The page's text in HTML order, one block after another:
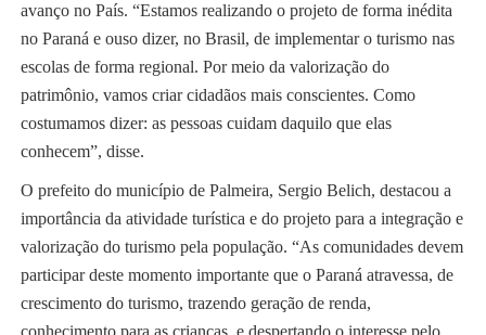
avanço no País. “Estamos realizando o projeto de forma inédita
no Paraná e ouso dizer, no Brasil, de implementar o turismo nas
escolas de forma regional. Por meio da valorização do
patrimônio, vamos criar cidadãos mais conscientes. Como
costumamos dizer: as pessoas cuidam daquilo que elas
conhecem”, disse.
O prefeito do município de Palmeira, Sergio Belich, destacou a
importância da atividade turística e do projeto para a integração e
valorização do turismo pela população. “As comunidades devem
participar deste momento importante que o Paraná atravessa, de
crescimento do turismo, trazendo geração de renda,
conhecimento para as crianças, e despertando o interesse pelo